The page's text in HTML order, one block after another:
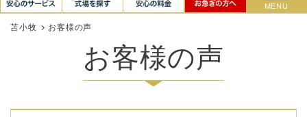
MENU
苫小牧 お客様の声
お客様の声